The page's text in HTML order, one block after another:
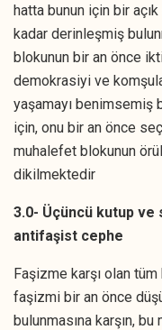
hatta bunun için bir
kadar derinleşmiş
blokunun bir an önce
demokrasiyi ve
yaşamayı benimsemiş
için, onu bir an önce
muhalefet blokunun
dikilmektedir
3.0- Üçüncü kutup
antifaşist cephe
Faşizme karşı olan
faşizmi bir an önce
bulunmasına karşın,